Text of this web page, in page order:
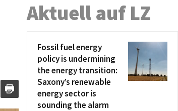
Aktuell auf LZ
Fossil fuel energy
policy is undermining
the energy transition:
Saxony’s renewable
energy sector is
sounding the alarm